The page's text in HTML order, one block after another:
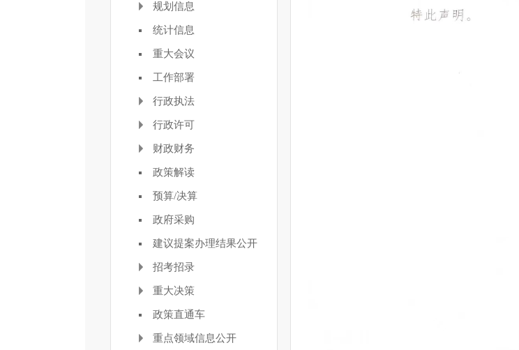
规划信息
统计信息
重大会议
工作部署
行政执法
行政许可
财政财务
政策解读
预算/决算
政府采购
建议提案办理结果公开
招考招录
重大决策
政策直通车
重点领域信息公开